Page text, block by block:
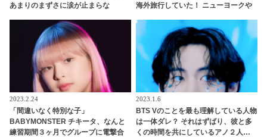
あまりのまずさに涙が止まらな
海外旅行していた！ ニューヨークや
2023.2.24
「間違いなく特別な子」
BABYMONSTER チキータ、なんと
練習期間３ヶ月でグループに電撃合
2023.1.6
BTS Vのことを最も理解している人物
は一体ダレ？ それはずばり、彼と多
くの時間を共にしているアノ２人…